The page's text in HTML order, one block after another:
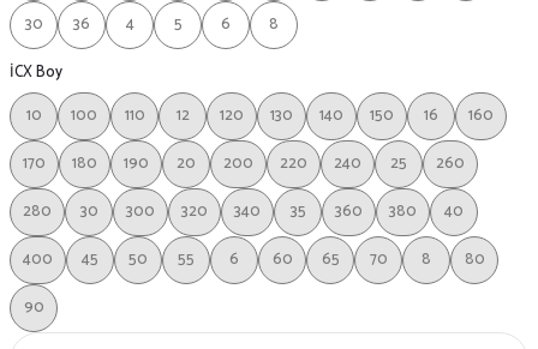
30
36 4 5 6
8
İCX Boy
10
100 110 12 120 130 140 150 16
160
170
180 190 20 200 220 240 25
260
280
30 300 320 340 35 360 380
40
400
45 50 55 6 60 65 70 8
80
90